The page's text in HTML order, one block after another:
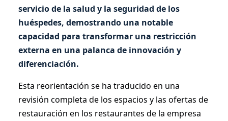
servicio de la salud y la seguridad de los
huéspedes, demostrando una notable
capacidad para transformar una restricción
externa en una palanca de innovación y
diferenciación.
Esta reorientación se ha traducido en una
revisión completa de los espacios y las ofertas de
restauración en los restaurantes de la empresa